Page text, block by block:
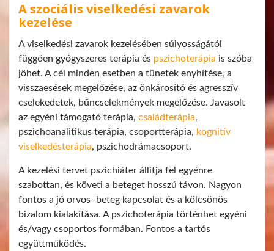
A szociális viselkedési zavarok
kezelése
A viselkedési zavarok kezelésében súlyosságától
függően gyógyszeres terápia és pszichoterápia is szóba
jöhet. A cél minden esetben a tünetek enyhítése, a
visszaesések megelőzése, az önkárosító és agresszív
cselekedetek, bűncselekmények megelőzése. Javasolt
az egyéni támogató terápia, családterápia,
pszichoanalitikus terápia, csoportterápia, kognitív
viselkedésterápia, pszichodrámacsoport.
A kezelési tervet pszichiáter állítja fel egyénre
szabottan, és követi a beteget hosszú távon. Nagyon
fontos a jó orvos–beteg kapcsolat és a kölcsönös
bizalom kialakítása. A pszichoterápia történhet egyéni
és/vagy csoportos formában. Fontos a tartós
együttműködés.